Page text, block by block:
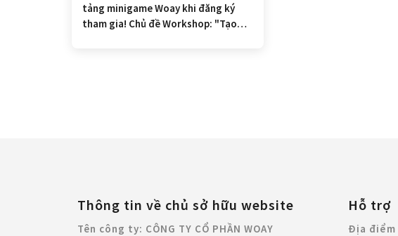
tảng minigame Woay khi đăng ký
tham gia! Chủ đề Workshop: "Tạo
Thông tin về chủ sở hữu website
Tên công ty: CÔNG TY CỔ PHẦN WOAY
Hỗ trợ
Địa điểm